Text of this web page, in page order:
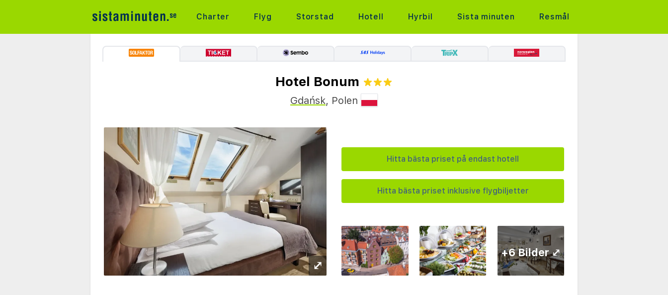
Charter Flyg Storstad Hotell Hyrbil Sista minuten Resmål
Hotel Bonum
Gdańsk, Polen
⤢
Hitta bästa priset på endast hotell
Hitta bästa priset inklusive flygbiljetter
+6 Bilder ⤢